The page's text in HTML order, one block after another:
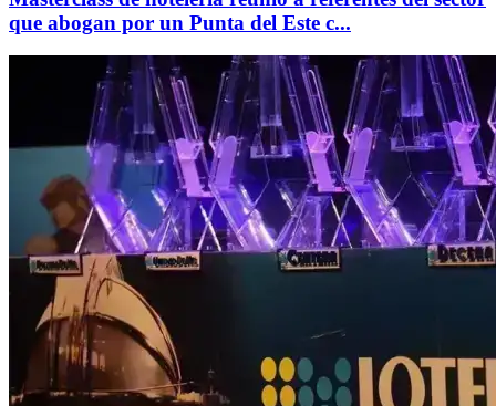
que abogan por un Punta del Este c...